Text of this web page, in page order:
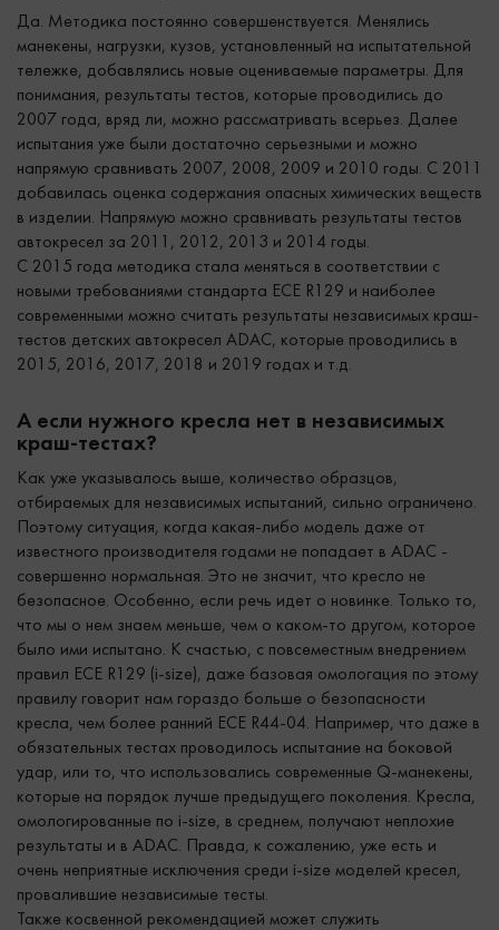
Да. Методика постоянно совершенствуется. Менялись
манекены, нагрузки, кузов, установленный на испытательной
тележке, добавлялись новые оцениваемые параметры. Для
понимания, результаты тестов, которые проводились до
2007 года, вряд ли, можно рассматривать всерьез. Далее
испытания уже были достаточно серьезными и можно
напрямую сравнивать 2007, 2008, 2009 и 2010 годы. C 2011
добавилась оценка содержания опасных химических веществ
в изделии. Напрямую можно сравнивать результаты тестов
автокресел за 2011, 2012, 2013 и 2014 годы.
С 2015 года методика стала меняться в соответствии с
новыми требованиями стандарта ECE R129 и наиболее
современными можно считать результаты независимых краш-
тестов детских автокресел ADAC, которые проводились в
2015, 2016, 2017, 2018 и 2019 годах и т.д.
А если нужного кресла нет в независимых
краш-тестах?
Как уже указывалось выше, количество образцов,
отбираемых для независимых испытаний, сильно ограничено.
Поэтому ситуация, когда какая-либо модель даже от
известного производителя годами не попадает в ADAC -
совершенно нормальная. Это не значит, что кресло не
безопасное. Особенно, если речь идет о новинке. Только то,
что мы о нем знаем меньше, чем о каком-то другом, которое
было ими испытано. К счастью, с повсеместным внедрением
правил ECE R129 (i-size), даже базовая омологация по этому
правилу говорит нам гораздо больше о безопасности
кресла, чем более ранний ECE R44-04. Например, что даже в
обязательных тестах проводилось испытание на боковой
удар, или то, что использовались современные Q-манекены,
которые на порядок лучше предыдущего поколения. Кресла,
омологированные по i-size, в среднем, получают неплохие
результаты и в ADAC. Правда, к сожалению, уже есть и
очень неприятные исключения среди i-size моделей кресел,
провалившие независимые тесты.
Также косвенной рекомендацией может служить